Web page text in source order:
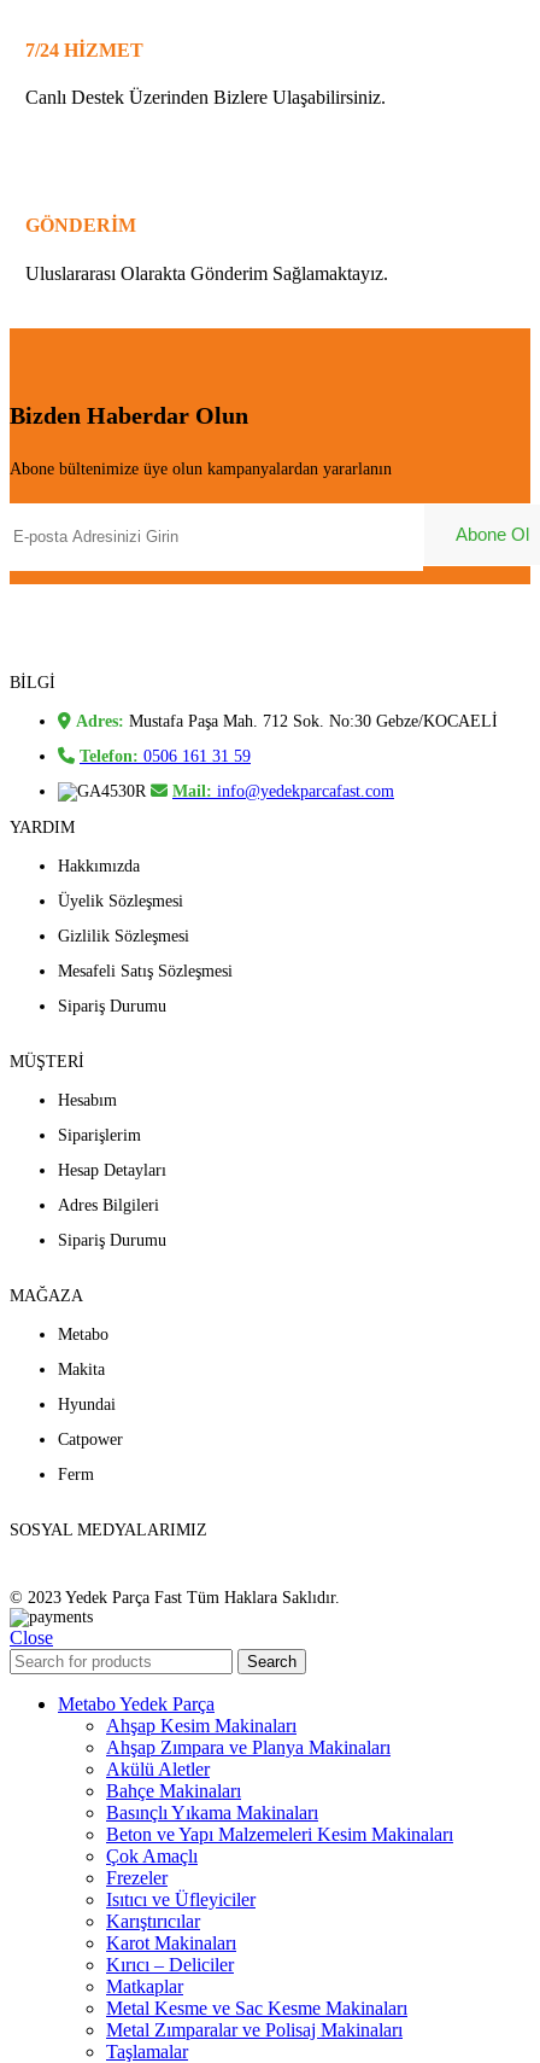
7/24 HİZMET
Canlı Destek Üzerinden Bizlere Ulaşabilirsiniz.
GÖNDERİM
Uluslararası Olarakta Gönderim Sağlamaktayız.
Bizden Haberdar Olun
Abone bültenimize üye olun kampanyalardan yararlanın
BİLGİ
Adres: Mustafa Paşa Mah. 712 Sok. No:30 Gebze/KOCAELİ
Telefon: 0506 161 31 59
Mail: info@yedekparcafast.com
YARDIM
Hakkımızda
Üyelik Sözleşmesi
Gizlilik Sözleşmesi
Mesafeli Satış Sözleşmesi
Sipariş Durumu
MÜŞTERİ
Hesabım
Siparişlerim
Hesap Detayları
Adres Bilgileri
Sipariş Durumu
MAĞAZA
Metabo
Makita
Hyundai
Catpower
Ferm
SOSYAL MEDYALARIMIZ
© 2023 Yedek Parça Fast Tüm Haklara Saklıdır.
Close
Search
Metabo Yedek Parça
Ahşap Kesim Makinaları
Ahşap Zımpara ve Planya Makinaları
Akülü Aletler
Bahçe Makinaları
Basınçlı Yıkama Makinaları
Beton ve Yapı Malzemeleri Kesim Makinaları
Çok Amaçlı
Frezeler
Isıtıcı ve Üfleyiciler
Karıştırıcılar
Karot Makinaları
Kırıcı – Deliciler
Matkaplar
Metal Kesme ve Sac Kesme Makinaları
Metal Zımparalar ve Polisaj Makinaları
Taşlamalar